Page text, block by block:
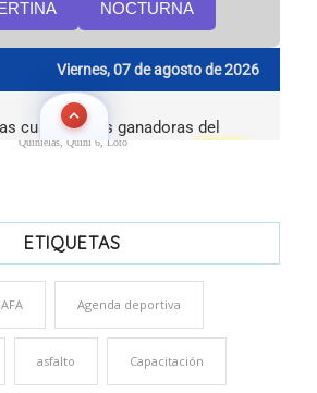
Quinielas, Quini 6, Loto
ETIQUETAS
AFA Agenda deportiva
asfalto Capacitación